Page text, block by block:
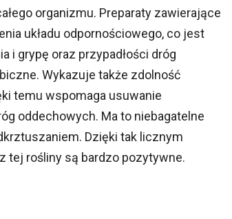
organizmu. Preparaty zawierające
układu odpornościowego, co jest
i grypę oraz przypadłości dróg
Wykazuje także zdolność
temu wspomaga usuwanie
oddechowych. Ma to niebagatelne
Dzięki tak licznym
tej rośliny są bardzo pozytywne.